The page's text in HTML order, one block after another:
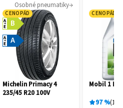
Osobné pneumatiky
CENOPÁD
B
A
E
A
A
E
Michelin Primacy 4
235/45 R20 100V
CENOPÁD
Mobil 1
97% 166